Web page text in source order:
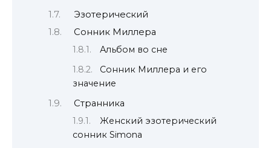
Эзотерический
Сонник Миллера
Альбом во сне
Сонник Миллера и его
значение
Странника
Женский эзотерический
сонник Simona